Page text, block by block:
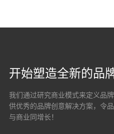
开始塑造全新的品
我们通过研究商业模式来定义品
供优秀的品牌创意解决方案， 令
与商业同增长！